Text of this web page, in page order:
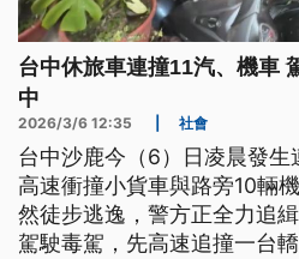
台中休旅車連撞11汽、機車
中
2026/3/6 12:35 社會
台中沙鹿今（6）日凌晨發
高速衝撞小貨車與路旁10輛
然徒步逃逸，警方正全力追
駕駛毒駕，先高速追撞一台